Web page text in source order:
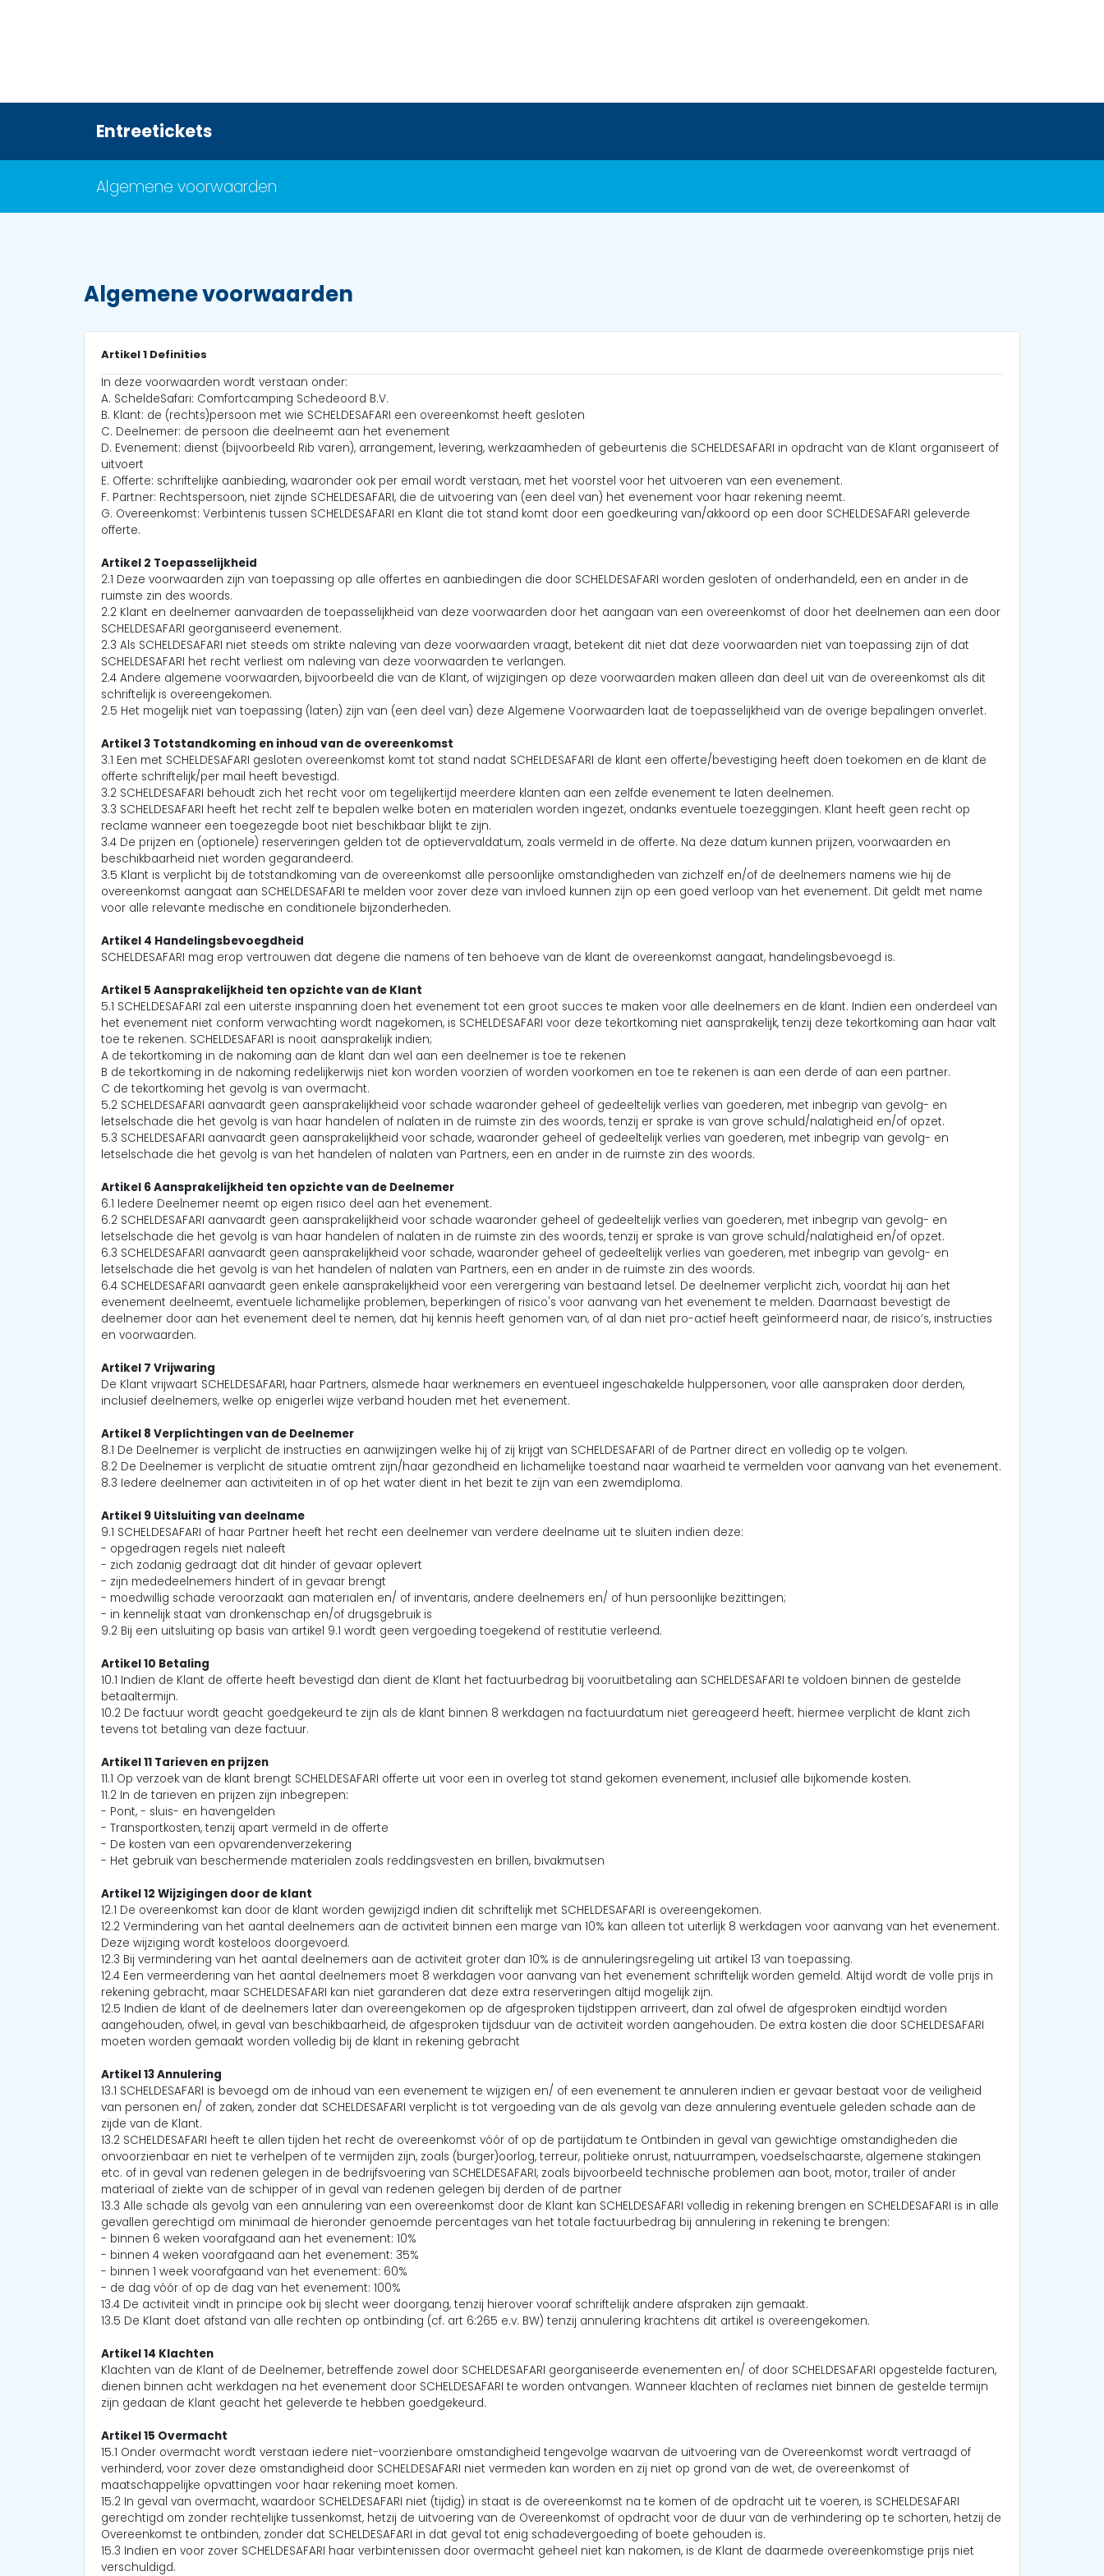
Entreetickets
Algemene voorwaarden
Algemene voorwaarden
Artikel 1 Definities
In deze voorwaarden wordt verstaan onder:
A. ScheldeSafari: Comfortcamping Schedeoord B.V.
B. Klant: de (rechts)persoon met wie SCHELDESAFARI een overeenkomst heeft gesloten
C. Deelnemer: de persoon die deelneemt aan het evenement
D. Evenement: dienst (bijvoorbeeld Rib varen), arrangement, levering, werkzaamheden of gebeurtenis die SCHELDESAFARI in opdracht van de Klant organiseert of
uitvoert
E. Offerte: schriftelijke aanbieding, waaronder ook per email wordt verstaan, met het voorstel voor het uitvoeren van een evenement.
F. Partner: Rechtspersoon, niet zijnde SCHELDESAFARI, die de uitvoering van (een deel van) het evenement voor haar rekening neemt.
G. Overeenkomst: Verbintenis tussen SCHELDESAFARI en Klant die tot stand komt door een goedkeuring van/akkoord op een door SCHELDESAFARI geleverde
offerte.
Artikel 2 Toepasselijkheid
2.1 Deze voorwaarden zijn van toepassing op alle offertes en aanbiedingen die door SCHELDESAFARI worden gesloten of onderhandeld, een en ander in de
ruimste zin des woords.
2.2 Klant en deelnemer aanvaarden de toepasselijkheid van deze voorwaarden door het aangaan van een overeenkomst of door het deelnemen aan een door
SCHELDESAFARI georganiseerd evenement.
2.3 Als SCHELDESAFARI niet steeds om strikte naleving van deze voorwaarden vraagt, betekent dit niet dat deze voorwaarden niet van toepassing zijn of dat
SCHELDESAFARI het recht verliest om naleving van deze voorwaarden te verlangen.
2.4 Andere algemene voorwaarden, bijvoorbeeld die van de Klant, of wijzigingen op deze voorwaarden maken alleen dan deel uit van de overeenkomst als dit
schriftelijk is overeengekomen.
2.5 Het mogelijk niet van toepassing (laten) zijn van (een deel van) deze Algemene Voorwaarden laat de toepasselijkheid van de overige bepalingen onverlet.
Artikel 3 Totstandkoming en inhoud van de overeenkomst
3.1 Een met SCHELDESAFARI gesloten overeenkomst komt tot stand nadat SCHELDESAFARI de klant een offerte/bevestiging heeft doen toekomen en de klant de
offerte schriftelijk/per mail heeft bevestigd.
3.2 SCHELDESAFARI behoudt zich het recht voor om tegelijkertijd meerdere klanten aan een zelfde evenement te laten deelnemen.
3.3 SCHELDESAFARI heeft het recht zelf te bepalen welke boten en materialen worden ingezet, ondanks eventuele toezeggingen. Klant heeft geen recht op
reclame wanneer een toegezegde boot niet beschikbaar blijkt te zijn.
3.4 De prijzen en (optionele) reserveringen gelden tot de optievervaldatum, zoals vermeld in de offerte. Na deze datum kunnen prijzen, voorwaarden en
beschikbaarheid niet worden gegarandeerd.
3.5 Klant is verplicht bij de totstandkoming van de overeenkomst alle persoonlijke omstandigheden van zichzelf en/of de deelnemers namens wie hij de
overeenkomst aangaat aan SCHELDESAFARI te melden voor zover deze van invloed kunnen zijn op een goed verloop van het evenement. Dit geldt met name
voor alle relevante medische en conditionele bijzonderheden.
Artikel 4 Handelingsbevoegdheid
SCHELDESAFARI mag erop vertrouwen dat degene die namens of ten behoeve van de klant de overeenkomst aangaat, handelingsbevoegd is.
Artikel 5 Aansprakelijkheid ten opzichte van de Klant
5.1 SCHELDESAFARI zal een uiterste inspanning doen het evenement tot een groot succes te maken voor alle deelnemers en de klant. Indien een onderdeel van
het evenement niet conform verwachting wordt nagekomen, is SCHELDESAFARI voor deze tekortkoming niet aansprakelijk, tenzij deze tekortkoming aan haar valt
toe te rekenen. SCHELDESAFARI is nooit aansprakelijk indien;
A de tekortkoming in de nakoming aan de klant dan wel aan een deelnemer is toe te rekenen
B de tekortkoming in de nakoming redelijkerwijs niet kon worden voorzien of worden voorkomen en toe te rekenen is aan een derde of aan een partner.
C de tekortkoming het gevolg is van overmacht.
5.2 SCHELDESAFARI aanvaardt geen aansprakelijkheid voor schade waaronder geheel of gedeeltelijk verlies van goederen, met inbegrip van gevolg- en
letselschade die het gevolg is van haar handelen of nalaten in de ruimste zin des woords, tenzij er sprake is van grove schuld/nalatigheid en/of opzet.
5.3 SCHELDESAFARI aanvaardt geen aansprakelijkheid voor schade, waaronder geheel of gedeeltelijk verlies van goederen, met inbegrip van gevolg- en
letselschade die het gevolg is van het handelen of nalaten van Partners, een en ander in de ruimste zin des woords.
Artikel 6 Aansprakelijkheid ten opzichte van de Deelnemer
6.1 Iedere Deelnemer neemt op eigen risico deel aan het evenement.
6.2 SCHELDESAFARI aanvaardt geen aansprakelijkheid voor schade waaronder geheel of gedeeltelijk verlies van goederen, met inbegrip van gevolg- en
letselschade die het gevolg is van haar handelen of nalaten in de ruimste zin des woords, tenzij er sprake is van grove schuld/nalatigheid en/of opzet.
6.3 SCHELDESAFARI aanvaardt geen aansprakelijkheid voor schade, waaronder geheel of gedeeltelijk verlies van goederen, met inbegrip van gevolg- en
letselschade die het gevolg is van het handelen of nalaten van Partners, een en ander in de ruimste zin des woords.
6.4 SCHELDESAFARI aanvaardt geen enkele aansprakelijkheid voor een verergering van bestaand letsel. De deelnemer verplicht zich, voordat hij aan het
evenement deelneemt, eventuele lichamelijke problemen, beperkingen of risico's voor aanvang van het evenement te melden. Daarnaast bevestigt de
deelnemer door aan het evenement deel te nemen, dat hij kennis heeft genomen van, of al dan niet pro-actief heeft geïnformeerd naar, de risico’s, instructies
en voorwaarden.
Artikel 7 Vrijwaring
De Klant vrijwaart SCHELDESAFARI, haar Partners, alsmede haar werknemers en eventueel ingeschakelde hulppersonen, voor alle aanspraken door derden,
inclusief deelnemers, welke op enigerlei wijze verband houden met het evenement.
Artikel 8 Verplichtingen van de Deelnemer
8.1 De Deelnemer is verplicht de instructies en aanwijzingen welke hij of zij krijgt van SCHELDESAFARI of de Partner direct en volledig op te volgen.
8.2 De Deelnemer is verplicht de situatie omtrent zijn/haar gezondheid en lichamelijke toestand naar waarheid te vermelden voor aanvang van het evenement.
8.3 Iedere deelnemer aan activiteiten in of op het water dient in het bezit te zijn van een zwemdiploma.
Artikel 9 Uitsluiting van deelname
9.1 SCHELDESAFARI of haar Partner heeft het recht een deelnemer van verdere deelname uit te sluiten indien deze:
- opgedragen regels niet naleeft
- zich zodanig gedraagt dat dit hinder of gevaar oplevert
- zijn mededeelnemers hindert of in gevaar brengt
- moedwillig schade veroorzaakt aan materialen en/ of inventaris, andere deelnemers en/ of hun persoonlijke bezittingen;
- in kennelijk staat van dronkenschap en/of drugsgebruik is
9.2 Bij een uitsluiting op basis van artikel 9.1 wordt geen vergoeding toegekend of restitutie verleend.
Artikel 10 Betaling
10.1 Indien de Klant de offerte heeft bevestigd dan dient de Klant het factuurbedrag bij vooruitbetaling aan SCHELDESAFARI te voldoen binnen de gestelde
betaaltermijn.
10.2 De factuur wordt geacht goedgekeurd te zijn als de klant binnen 8 werkdagen na factuurdatum niet gereageerd heeft; hiermee verplicht de klant zich
tevens tot betaling van deze factuur.
Artikel 11 Tarieven en prijzen
11.1 Op verzoek van de klant brengt SCHELDESAFARI offerte uit voor een in overleg tot stand gekomen evenement, inclusief alle bijkomende kosten.
11.2 In de tarieven en prijzen zijn inbegrepen:
- Pont, - sluis- en havengelden
- Transportkosten, tenzij apart vermeld in de offerte
- De kosten van een opvarendenverzekering
- Het gebruik van beschermende materialen zoals reddingsvesten en brillen, bivakmutsen
Artikel 12 Wijzigingen door de klant
12.1 De overeenkomst kan door de klant worden gewijzigd indien dit schriftelijk met SCHELDESAFARI is overeengekomen.
12.2 Vermindering van het aantal deelnemers aan de activiteit binnen een marge van 10% kan alleen tot uiterlijk 8 werkdagen voor aanvang van het evenement.
Deze wijziging wordt kosteloos doorgevoerd.
12.3 Bij vermindering van het aantal deelnemers aan de activiteit groter dan 10% is de annuleringsregeling uit artikel 13 van toepassing.
12.4 Een vermeerdering van het aantal deelnemers moet 8 werkdagen voor aanvang van het evenement schriftelijk worden gemeld. Altijd wordt de volle prijs in
rekening gebracht, maar SCHELDESAFARI kan niet garanderen dat deze extra reserveringen altijd mogelijk zijn.
12.5 Indien de klant of de deelnemers later dan overeengekomen op de afgesproken tijdstippen arriveert, dan zal ofwel de afgesproken eindtijd worden
aangehouden, ofwel, in geval van beschikbaarheid, de afgesproken tijdsduur van de activiteit worden aangehouden. De extra kosten die door SCHELDESAFARI
moeten worden gemaakt worden volledig bij de klant in rekening gebracht
Artikel 13 Annulering
13.1 SCHELDESAFARI is bevoegd om de inhoud van een evenement te wijzigen en/ of een evenement te annuleren indien er gevaar bestaat voor de veiligheid
van personen en/ of zaken, zonder dat SCHELDESAFARI verplicht is tot vergoeding van de als gevolg van deze annulering eventuele geleden schade aan de
zijde van de Klant.
13.2 SCHELDESAFARI heeft te allen tijden het recht de overeenkomst vóór of op de partijdatum te Ontbinden in geval van gewichtige omstandigheden die
onvoorzienbaar en niet te verhelpen of te vermijden zijn, zoals (burger)oorlog, terreur, politieke onrust, natuurrampen, voedselschaarste, algemene stakingen
etc. of in geval van redenen gelegen in de bedrijfsvoering van SCHELDESAFARI, zoals bijvoorbeeld technische problemen aan boot, motor, trailer of ander
materiaal of ziekte van de schipper of in geval van redenen gelegen bij derden of de partner
13.3 Alle schade als gevolg van een annulering van een overeenkomst door de Klant kan SCHELDESAFARI volledig in rekening brengen en SCHELDESAFARI is in alle
gevallen gerechtigd om minimaal de hieronder genoemde percentages van het totale factuurbedrag bij annulering in rekening te brengen:
- binnen 6 weken voorafgaand aan het evenement: 10%
- binnen 4 weken voorafgaand aan het evenement: 35%
- binnen 1 week voorafgaand van het evenement: 60%
- de dag vóór of op de dag van het evenement: 100%
13.4 De activiteit vindt in principe ook bij slecht weer doorgang, tenzij hierover vooraf schriftelijk andere afspraken zijn gemaakt.
13.5 De Klant doet afstand van alle rechten op ontbinding (cf. art 6:265 e.v. BW) tenzij annulering krachtens dit artikel is overeengekomen.
Artikel 14 Klachten
Klachten van de Klant of de Deelnemer, betreffende zowel door SCHELDESAFARI georganiseerde evenementen en/ of door SCHELDESAFARI opgestelde facturen,
dienen binnen acht werkdagen na het evenement door SCHELDESAFARI te worden ontvangen. Wanneer klachten of reclames niet binnen de gestelde termijn
zijn gedaan de Klant geacht het geleverde te hebben goedgekeurd.
Artikel 15 Overmacht
15.1 Onder overmacht wordt verstaan iedere niet-voorzienbare omstandigheid tengevolge waarvan de uitvoering van de Overeenkomst wordt vertraagd of
verhinderd, voor zover deze omstandigheid door SCHELDESAFARI niet vermeden kan worden en zij niet op grond van de wet, de overeenkomst of
maatschappelijke opvattingen voor haar rekening moet komen.
15.2 In geval van overmacht, waardoor SCHELDESAFARI niet (tijdig) in staat is de overeenkomst na te komen of de opdracht uit te voeren, is SCHELDESAFARI
gerechtigd om zonder rechtelijke tussenkomst, hetzij de uitvoering van de Overeenkomst of opdracht voor de duur van de verhindering op te schorten, hetzij de
Overeenkomst te ontbinden, zonder dat SCHELDESAFARI in dat geval tot enig schadevergoeding of boete gehouden is.
15.3 Indien en voor zover SCHELDESAFARI haar verbintenissen door overmacht geheel niet kan nakomen, is de Klant de daarmede overeenkomstige prijs niet
verschuldigd.